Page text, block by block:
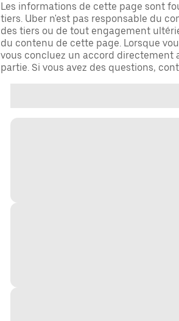
Les informations de cette page sont
tiers. Uber n'est pas responsable du
des tiers ou de tout engagement
du contenu de cette page. Lorsque
vous concluez un accord directement
partie. Si vous avez des questions,